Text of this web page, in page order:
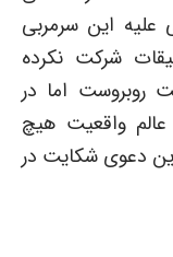
علیه این سرمربی
شرکت نکرده
روبروست اما در
عالم واقعیت هیچ
دعوی شکایت در